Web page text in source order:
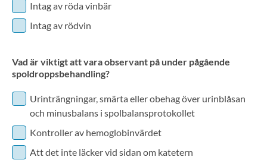
Intag av röda vinbär
Intag av rödvin
Vad är viktigt att vara observant på under pågående
spoldroppsbehandling?
Urinträngningar, smärta eller obehag över urinblåsan
och minusbalans i spolbalansprotokollet
Kontroller av hemoglobinvärdet
Att det inte läcker vid sidan om katetern